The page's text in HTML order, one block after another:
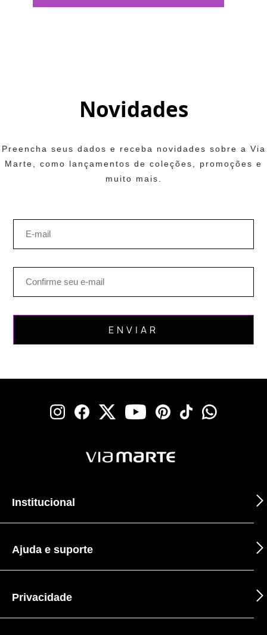
Novidades
Preencha seus dados e receba novidades sobre a Via
Marte, como lançamentos de coleções, promoções e
muito mais.
Institucional
Ajuda e suporte
Privacidade